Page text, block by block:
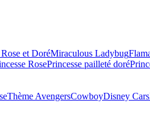
et DoréMiraculous Ladybug
RosePrincesse pailleté doré
Thème AvengersCowboyDisney Cars